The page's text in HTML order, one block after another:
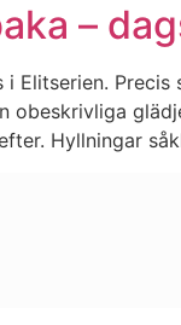
–
Elitserien.
obeskrivliga
Hyllningar